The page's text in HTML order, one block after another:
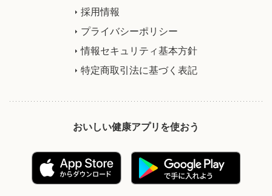
採用情報
プライバシーポリシー
情報セキュリティ基本方針
特定商取引法に基づく表記
おいしい健康アプリを使おう